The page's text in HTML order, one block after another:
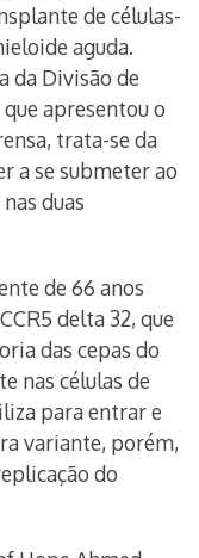
de células-
aguda.
da Divisão de
apresentou o
trata-se da
a se submeter ao
duas
de 66 anos
delta 32, que
das cepas do
nas células de
para entrar e
variante, porém,
do